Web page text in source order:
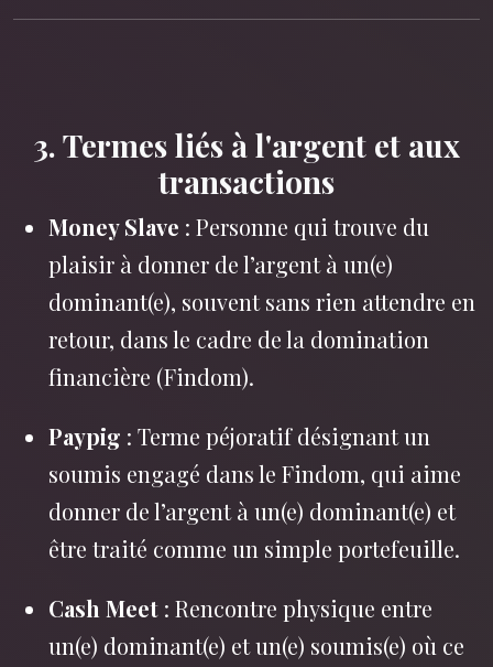
3. Termes liés à l'argent et aux
transactions
Money Slave : Personne qui trouve du
plaisir à donner de l’argent à un(e)
dominant(e), souvent sans rien attendre en
retour, dans le cadre de la domination
financière (Findom).
Paypig : Terme péjoratif désignant un
soumis engagé dans le Findom, qui aime
donner de l’argent à un(e) dominant(e) et
être traité comme un simple portefeuille.
Cash Meet : Rencontre physique entre
un(e) dominant(e) et un(e) soumis(e) où ce